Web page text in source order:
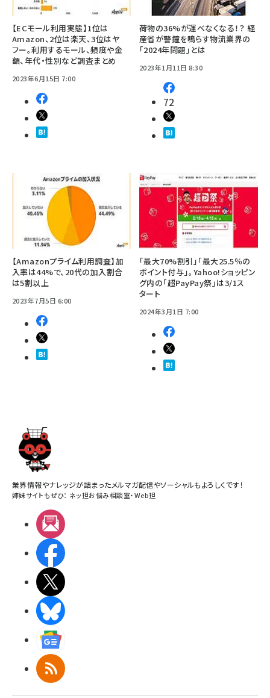
【ECモール利用実態】1位は
Amazon、2位は楽天、3位はヤ
フー。利用するモール、頻度や金
額、年代・性別など調査まとめ
2023年6月15日 7:00
荷物の36%が運べなくなる！？ 経
産省が警鐘を鳴らす物流業界の
「2024年問題」とは
2023年1月11日 8:30
72
【Amazonプライム利用調査】加
入率は44%で、20代の加入割合
は5割以上
2023年7月5日 6:00
「最大70%割引」「最大25.5％の
ポイント付与」。Yahoo!ショッピン
グ内の「超PayPay祭」は3/1ス
タート
2024年3月1日 7:00
業界情報やナレッジが詰まったメルマガ配信やソーシャルもよろしくです！
姉妹サイトもぜひ： ネッ担お悩み相談室・Web担
RSS